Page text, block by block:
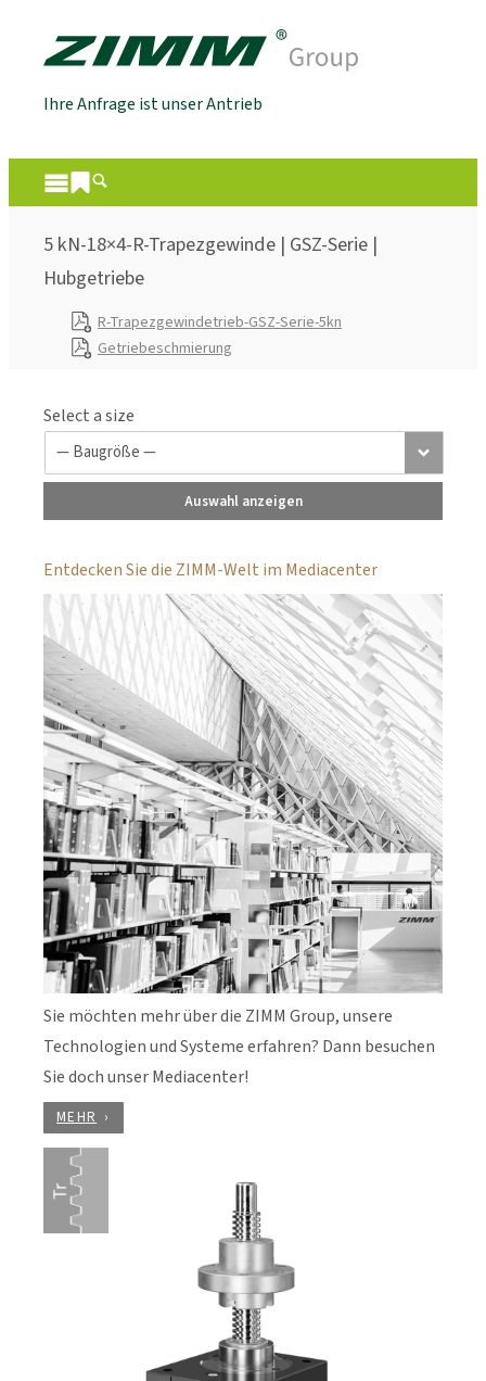
Ihre Anfrage ist unser Antrieb
5 kN-18×4-R-Trapezgewinde | GSZ-Serie |
Hubgetriebe
R-Trapezgewindetrieb-GSZ-Serie-5kn
Getriebeschmierung
Select a size
Auswahl anzeigen
Entdecken Sie die ZIMM-Welt im Mediacenter
Sie möchten mehr über die ZIMM Group, unsere
Technologien und Systeme erfahren? Dann besuchen
Sie doch unser Mediacenter!
MEHR